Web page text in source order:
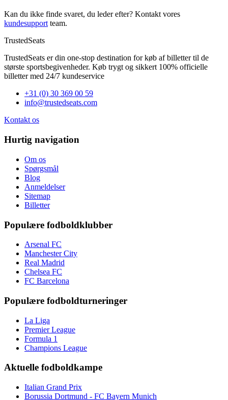
Kan du ikke finde svaret, du leder efter? Kontakt vores
kundesupport team.
TrustedSeats
TrustedSeats er din one-stop destination for køb af billetter til de
største sportsbegivenheder. Køb trygt og sikkert 100% officielle
billetter med 24/7 kundeservice
+31 (0) 30 369 00 59
info@trustedseats.com
Kontakt os
Hurtig navigation
Om os
Spørgsmål
Blog
Anmeldelser
Sitemap
Billetter
Populære fodboldklubber
Arsenal FC
Manchester City
Real Madrid
Chelsea FC
FC Barcelona
Populære fodboldturneringer
La Liga
Premier League
Formula 1
Champions League
Aktuelle fodboldkampe
Italian Grand Prix
Borussia Dortmund - FC Bayern Munich